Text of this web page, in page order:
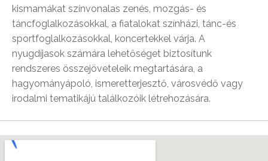
kismamákat színvonalas zenés, mozgás- és
táncfoglalkozásokkal, a fiatalokat színházi, tánc-és
sportfoglalkozásokkal, koncertekkel várja. A
nyugdíjasok számára lehetőséget biztosítunk
rendszeres összejöveteleik megtartására, a
hagyományápoló, ismeretterjesztő, városvédő vagy
irodalmi tematikájú találkozóik létrehozására.